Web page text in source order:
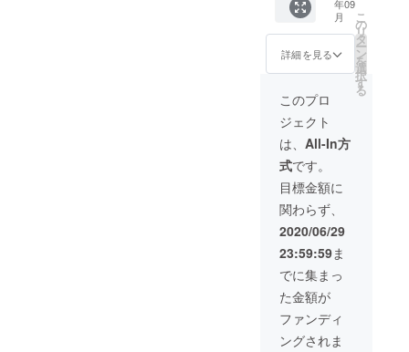
オフ会
とな
り、ス
タッフ
は離れ
から同
行致し
ます。※
同施設
にて全
メン
バー同
時に個
別オフ
会を予
定して
おりま
す。
す。 ■
個別オ
フ会
（市川
ひか
9/12開
催。都
内にて1
時間予
定。※時
間と場
所はこ
ちらで
指定さ
せて頂
きま
す。メ
ンバー
と2人で
1時間の
オフ会
とな
り、ス
費は御
負担下
さい。
メン
バーと
はござ
いませ
ん。 撮
影中の
為、お
静かに
離れた
場所か
らの見
学の予
定で
す。 ■
君だけ
ライ
ブ-10/1
7開催
30分の
セット
8開催※
雨天は
別の内
容
※1000
の飲食
費別途
かかり
ます。
■MV撮
影見学
券-こち
らは日
程が未
定で
す。撮
影スケ
ジュー
ルの都
合にな
りま
す。 現
地まで
（サイ
ン入
り） ■
限定T
シャツ
ファン
限定デ
ザイ
ン）カ
ラー展
開無
し/S～
XXLま
でお選
び頂け
ます。
■BBQ
オフ会
参加
券-10/1
8開催※
雨天は
別の内
年09
月
詳細を見る
こ
の
リ
タ
ー
ン
を
選
択
す
る
このプロ
ジェクト
は、 All-In方
式です。
目標金額に
関わらず、
2020/06/29
23:59:59ま
でに集まっ
た金額が
ファンディ
ングされま